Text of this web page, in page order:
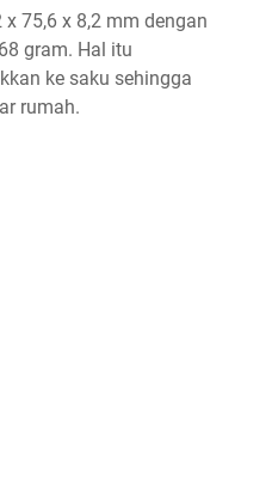
x 75,6 x 8,2 mm dengan
gram. Hal itu
ke saku sehingga
rumah.